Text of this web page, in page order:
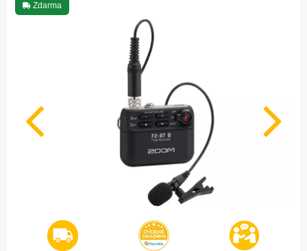
Zdarma